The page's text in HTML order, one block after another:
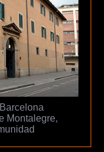
Montalegre,